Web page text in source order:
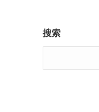
搜索